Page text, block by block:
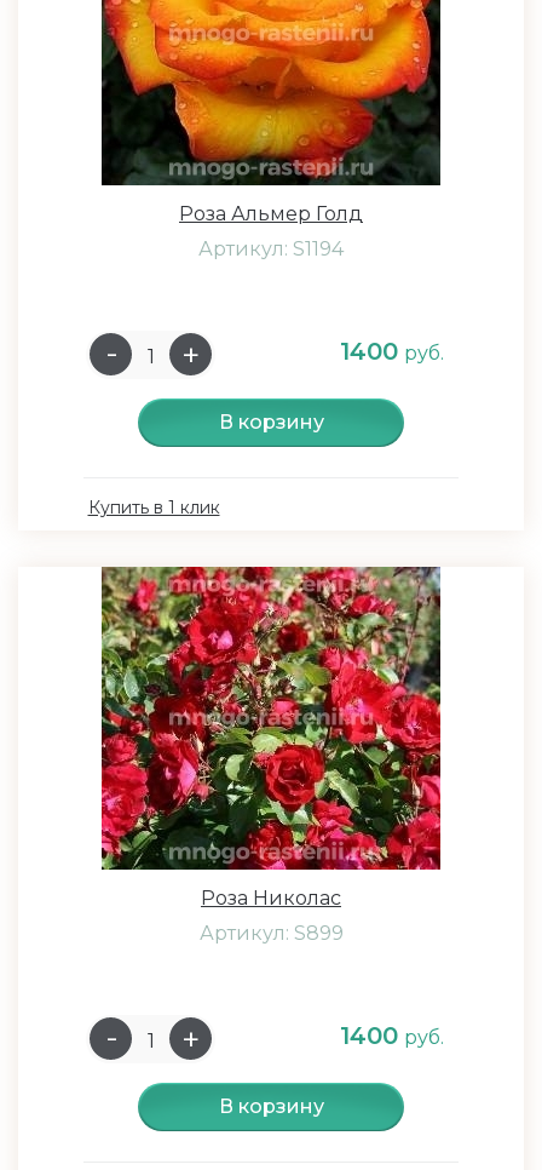
Роза Альмер Голд
Артикул: S1194
1400 руб.
В корзину
Купить в 1 клик
Роза Николас
Артикул: S899
1400 руб.
В корзину